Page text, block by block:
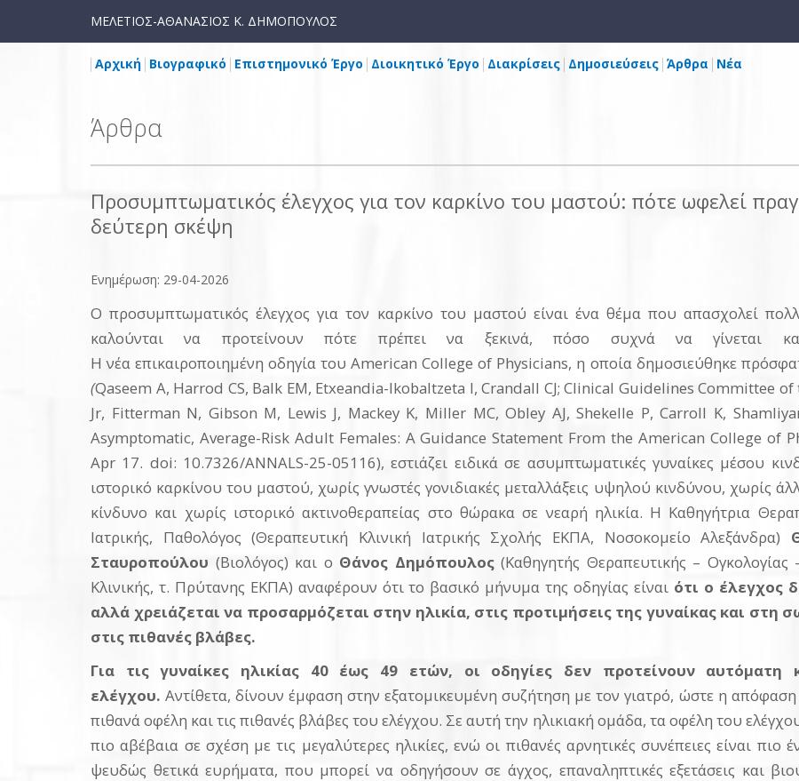
ΜΕΛΕΤΙΟΣ-ΑΘΑΝΑΣΙΟΣ Κ. ΔΗΜΟΠΟΥΛΟΣ
Αρχική Βιογραφικό Επιστημονικό Έργο Διοικητικό Έργο Διακρίσεις Δημοσιεύσεις Άρθρα Νέα
Άρθρα
Προσυμπτωματικός έλεγχος για τον καρκίνο του μαστού: πότε ωφελεί
δεύτερη σκέψη
Ενημέρωση: 29-04-2026
Ο προσυμπτωματικός έλεγχος για τον καρκίνο του μαστού είναι ένα θέμα που απασχολεί
καλούνται να προτείνουν πότε πρέπει να ξεκινά, πόσο συχνά να γίνεται
Η νέα επικαιροποιημένη οδηγία του American College of Physicians, η οποία δημοσιεύθηκε
(Qaseem A, Harrod CS, Balk EM, Etxeandia-Ikobaltzeta I, Crandall CJ; Clinical Guidelines Committee
Jr, Fitterman N, Gibson M, Lewis J, Mackey K, Miller MC, Obley AJ, Shekelle P, Carroll K,
Asymptomatic, Average-Risk Adult Females: A Guidance Statement From the American College of
Apr 17. doi: 10.7326/ANNALS-25-05116), εστιάζει ειδικά σε ασυμπτωματικές γυναίκες μέσου
ιστορικό καρκίνου του μαστού, χωρίς γνωστές γονιδιακές μεταλλάξεις υψηλού κινδύνου, χωρίς
κίνδυνο και χωρίς ιστορικό ακτινοθεραπείας στο θώρακα σε νεαρή ηλικία. Η Καθηγήτρια
Ιατρικής, Παθολόγος (Θεραπευτική Κλινική Ιατρικής Σχολής ΕΚΠΑ, Νοσοκομείο Αλεξάνδρα)
Σταυροπούλου (Βιολόγος) και ο Θάνος Δημόπουλος(Καθηγητής Θεραπευτικής – Ογκολογίας
Κλινικής, τ. Πρύτανης ΕΚΠΑ) αναφέρουν ότι το βασικό μήνυμα της οδηγίας είναι ότι ο έλεγχος
αλλά χρειάζεται να προσαρμόζεται στην ηλικία, στις προτιμήσεις της γυναίκας και
στις πιθανές βλάβες.
Για τις γυναίκες ηλικίας 40 έως 49 ετών, οι οδηγίες δεν προτείνουν αυτόματη
ελέγχου. Αντίθετα, δίνουν έμφαση στην εξατομικευμένη συζήτηση με τον γιατρό, ώστε η
πιθανά οφέλη και τις πιθανές βλάβες του ελέγχου. Σε αυτή την ηλικιακή ομάδα, τα οφέλη του
πιο αβέβαια σε σχέση με τις μεγαλύτερες ηλικίες, ενώ οι πιθανές αρνητικές συνέπειες είναι
ψευδώς θετικά ευρήματα, που μπορεί να οδηγήσουν σε άγχος, επαναληπτικές εξετάσεις και